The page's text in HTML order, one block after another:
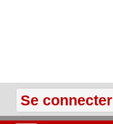
Se connecter